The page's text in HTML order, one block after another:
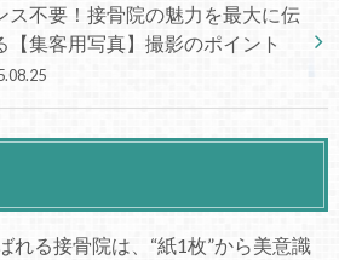
ス不要！接骨院の魅力を最大に伝
【集客用写真】撮影のポイント
れる接骨院は、“紙1枚”から美意識